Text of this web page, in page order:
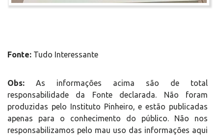
Fonte: Tudo Interessante
Obs: As informações acima são de total
responsabilidade da Fonte declarada. Não foram
produzidas pelo Instituto Pinheiro, e estão publicadas
apenas para o conhecimento do público. Não nos
responsabilizamos pelo mau uso das informações aqui